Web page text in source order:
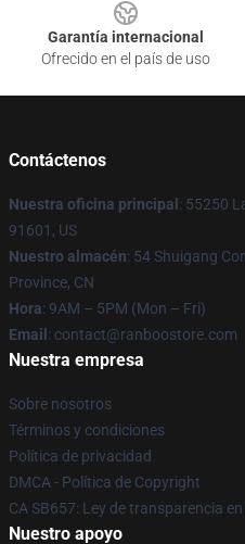
Garantía internacional
Ofrecido en el país de uso
Contáctenos
Nuestra oficina principal : 55250
91601, US
Nuestro almacén: 54 Shuigang
Province, CN
Hora: 9AM – 5PM (Mon – Fri)
Email : contact@ranboostore.com
Nuestra empresa
Sobre nosotros
Términos y condiciones
Política de privacidad
DMCA - Política de Copyright
CA SB657: Ley de transparencia
Nuestro apoyo